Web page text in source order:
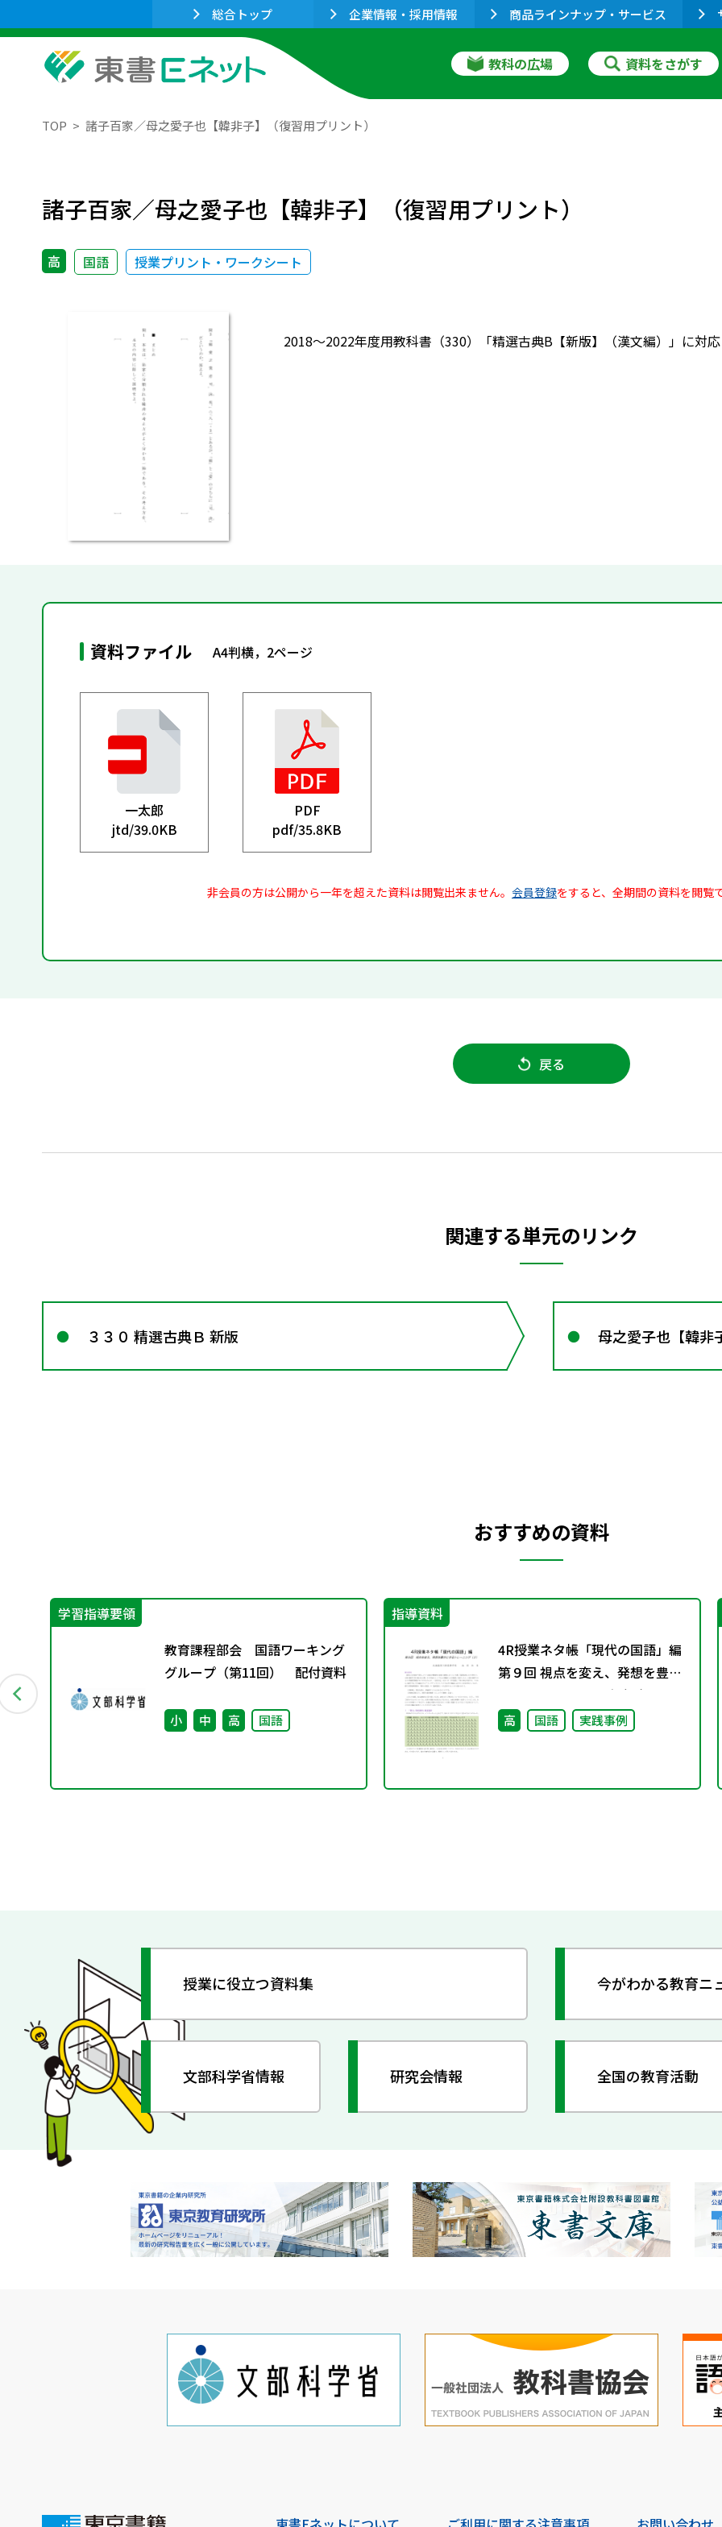
総合トップ 企業情報・採用情報 商品ラインナップ・サービス
教科の広場 資料をさがす
TOP 諸子百家／母之愛子也【韓非子】（復習用プリント）
諸子百家／母之愛子也【韓非子】（復習用プリント）
高 国語 授業プリント・ワークシート
2018～2022年度用教科書（330）「精選古典B【新版】（漢文編）」に対
資料ファイル A4判横，2ページ
一太郎
jtd/39.0KB
PDF
pdf/35.8KB
非会員の方は公開から一年を超えた資料は閲覧出来ません。 会員登録をすると、全期間の資料を閲覧
戻る
関連する単元のリンク
３３０ 精選古典Ｂ 新版 母之愛子也【韓非
おすすめの資料
学習指導要領
教育課程部会 国語ワーキング
グループ（第11回） 配付資料
小 中 高 国語
指導資料
4R授業ネタ帳「現代の国語」編
第９回 視点を変え、発想を豊か
にするトレーニング（２）
高 国語 実践事例
授業に役立つ資料集 今がわかる教育ニ
文部科学省情報 研究会情報 全国の教育活動